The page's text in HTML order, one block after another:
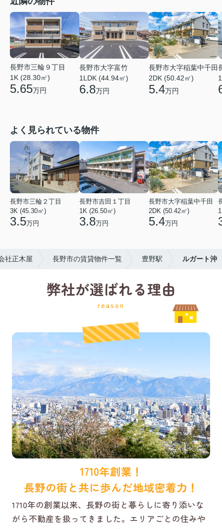
長野市三輪９丁目
1K (28.30㎡)
5.65万円
長野市大字富竹
1LDK (44.94㎡)
6.8万円
長野市大字稲葉中千田
2DK (50.42㎡)
5.4万円
よく見られている物件
長野市三輪２丁目
3K (45.30㎡)
3.5万円
長野市吉田１丁目
1K (26.50㎡)
3.8万円
長野市大字稲葉中千田
2DK (50.42㎡)
5.4万円
社正木屋 長野市の賃貸物件一覧 豊野駅 ルガート沖
弊社が選ばれる理由
reason
1710年創業！
長野の街と共に歩んだ地域密着力！
1710年の創業以来、長野の街と暮らしに寄り添いな
がら不動産を扱ってきました。エリアごとの住みや